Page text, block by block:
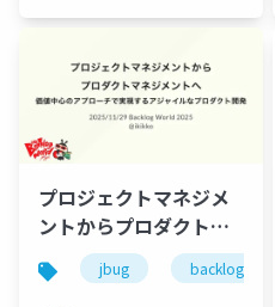
プロジェクトマネジメ
ントからプロダクトマ
ネジメントへ：価値中
心のアプローチで実現
jbug backlogworld